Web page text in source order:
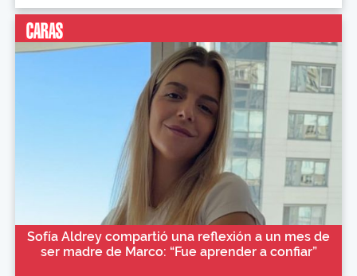
Sofía Aldrey compartió una reflexión a un mes de
ser madre de Marco: “Fue aprender a confiar”